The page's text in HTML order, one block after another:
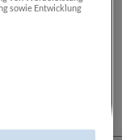
Thomas
sowie Entwicklung